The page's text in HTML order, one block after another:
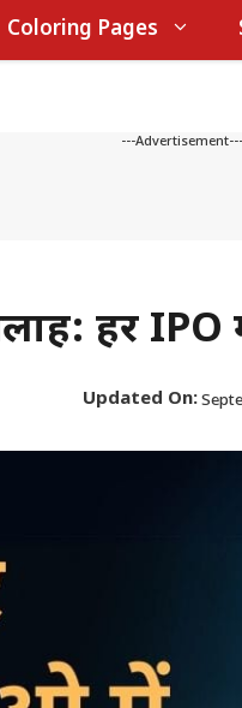
Coloring Pages
---Advertisement---
हर
Updated On: